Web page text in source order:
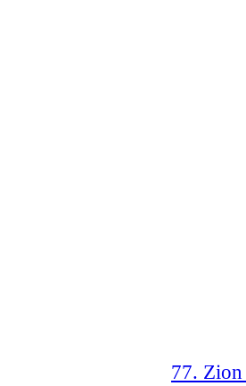
77.